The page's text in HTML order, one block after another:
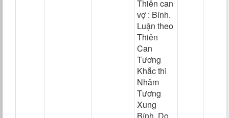
Thiên can
vợ : Bính.
Luận theo
Thiên
Can
Tương
Khắc thì
Nhâm
Tương
Xung